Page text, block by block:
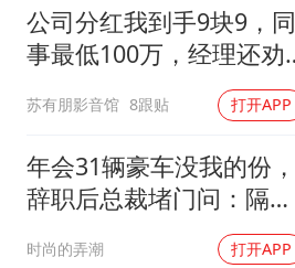
公司分红我到手9块9，同
事最低100万，经理还劝
我续签，我笑了：不签了
苏有朋影音馆 8跟贴 打开APP
年会31辆豪车没我的份，
辞职后总裁堵门问：隔壁
时尚的弄潮 打开APP